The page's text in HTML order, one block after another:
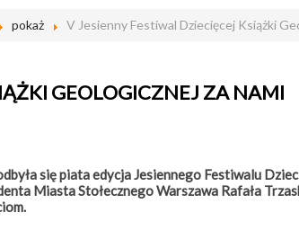
pokaż V Jesienny Festiwal Dziecięcej Książki
GEOLOGICZNEJ ZA NAMI
się piata edycja Jesiennego Festiwalu
Miasta Stołecznego Warszawa Rafała